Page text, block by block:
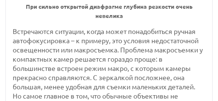
При сильно открытой диафрагме глубина резкости очень
невелика
Встречаются ситуации, когда может понадобиться ручная
автофокусировка – к примеру, это условия недостаточной
освещенности или макросъемка. Проблема макросъемки у
компактных камер решается гораздо проще: в
большинстве встроен режим макро, с которым камеры
прекрасно справляются. С зеркалкой посложнее, она
большая, менее удобная для съемки маленьких деталей.
Но самое главное в том, что обычные объективы не